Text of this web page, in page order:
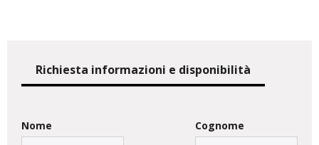
Richiesta informazioni e disponibilità
Nome Cognome